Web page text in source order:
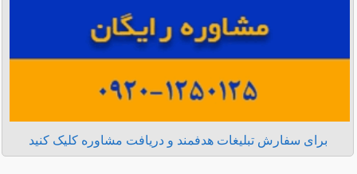
برای سفارش تبلیغات هدفمند و دریافت مشاوره کلیک کنید